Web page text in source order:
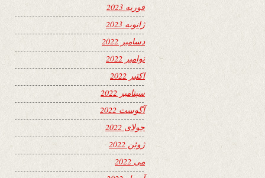
فوریه 2023
ژانویه 2023
دسامبر 2022
نوامبر 2022
اکتبر 2022
سپتامبر 2022
آگوست 2022
جولای 2022
ژوئن 2022
می 2022